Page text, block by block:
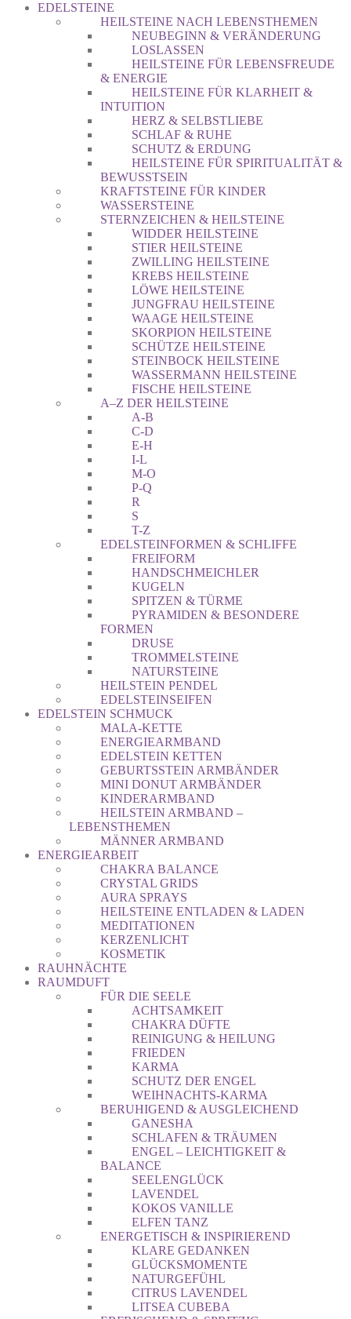
EDELSTEINE
HEILSTEINE NACH LEBENSTHEMEN
NEUBEGINN & VERÄNDERUNG
LOSLASSEN
HEILSTEINE FÜR LEBENSFREUDE
& ENERGIE
HEILSTEINE FÜR KLARHEIT &
INTUITION
HERZ & SELBSTLIEBE
SCHLAF & RUHE
SCHUTZ & ERDUNG
HEILSTEINE FÜR SPIRITUALITÄT &
BEWUSSTSEIN
KRAFTSTEINE FÜR KINDER
WASSERSTEINE
STERNZEICHEN & HEILSTEINE
WIDDER HEILSTEINE
STIER HEILSTEINE
ZWILLING HEILSTEINE
KREBS HEILSTEINE
LÖWE HEILSTEINE
JUNGFRAU HEILSTEINE
WAAGE HEILSTEINE
SKORPION HEILSTEINE
SCHÜTZE HEILSTEINE
STEINBOCK HEILSTEINE
WASSERMANN HEILSTEINE
FISCHE HEILSTEINE
A–Z DER HEILSTEINE
A-B
C-D
E-H
I-L
M-O
P-Q
R
S
T-Z
EDELSTEINFORMEN & SCHLIFFE
FREIFORM
HANDSCHMEICHLER
KUGELN
SPITZEN & TÜRME
PYRAMIDEN & BESONDERE
FORMEN
DRUSE
TROMMELSTEINE
NATURSTEINE
HEILSTEIN PENDEL
EDELSTEINSEIFEN
EDELSTEIN SCHMUCK
MALA-KETTE
ENERGIEARMBAND
EDELSTEIN KETTEN
GEBURTSSTEIN ARMBÄNDER
MINI DONUT ARMBÄNDER
KINDERARMBAND
HEILSTEIN ARMBAND –
LEBENSTHEMEN
MÄNNER ARMBAND
ENERGIEARBEIT
CHAKRA BALANCE
CRYSTAL GRIDS
AURA SPRAYS
HEILSTEINE ENTLADEN & LADEN
MEDITATIONEN
KERZENLICHT
KOSMETIK
RAUHNÄCHTE
RAUMDUFT
FÜR DIE SEELE
ACHTSAMKEIT
CHAKRA DÜFTE
REINIGUNG & HEILUNG
FRIEDEN
KARMA
SCHUTZ DER ENGEL
WEIHNACHTS-KARMA
BERUHIGEND & AUSGLEICHEND
GANESHA
SCHLAFEN & TRÄUMEN
ENGEL – LEICHTIGKEIT &
BALANCE
SEELENGLÜCK
LAVENDEL
KOKOS VANILLE
ELFEN TANZ
ENERGETISCH & INSPIRIEREND
KLARE GEDANKEN
GLÜCKSMOMENTE
NATURGEFÜHL
CITRUS LAVENDEL
LITSEA CUBEBA